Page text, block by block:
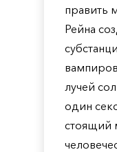
править
Рейна
лучей
один
стоящий